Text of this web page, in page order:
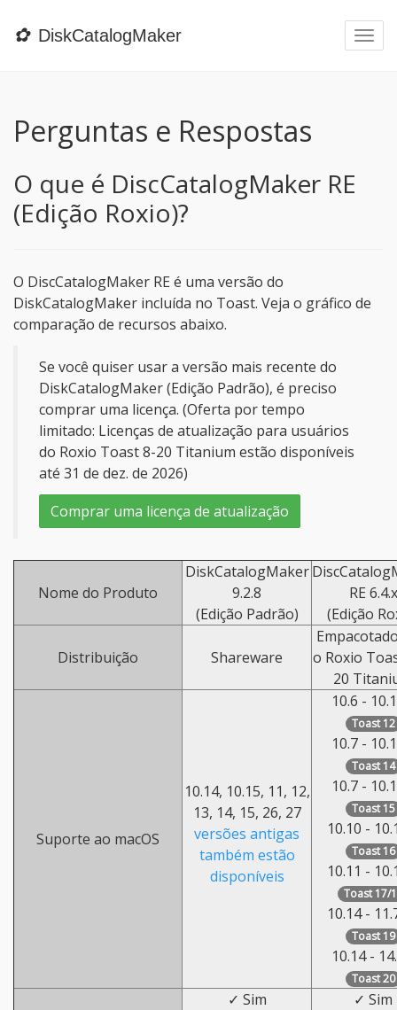
✿ DiskCatalogMaker
Perguntas e Respostas
O que é DiscCatalogMaker RE
(Edição Roxio)?
O DiscCatalogMaker RE é uma versão do
DiskCatalogMaker incluída no Toast. Veja o gráfico de
comparação de recursos abaixo.
Se você quiser usar a versão mais recente do
DiskCatalogMaker (Edição Padrão), é preciso
comprar uma licença. (Oferta por tempo
limitado: Licenças de atualização para usuários
do Roxio Toast 8-20 Titanium estão disponíveis
até 31 de dez. de 2026)
Comprar uma licença de atualização
Nome do Produto
DiskCatalogMaker
9.2.8
(Edição Padrão)
RE 6.4.x
(Edição
Distribuição Shareware
o Roxio
20
Suporte ao macOS
10.14, 10.15, 11, 12,
13, 14, 15, 26, 27
versões antigas
também estão
disponíveis
10.6 -
Toast 12
10.7 -
Toast 14
10.7 -
Toast 15
10.10 -
Toast 16
10.11 -
Toast 17/
10.14 -
Toast 19
10.14 -
Toast 20
✓ Sim
✓ Sim